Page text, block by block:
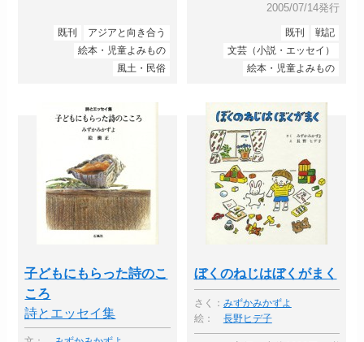
既刊
アジアと向き合う
絵本・児童よみもの
風土・民俗
2005/07/14発行
既刊
戦記
文芸（小説・エッセイ）
絵本・児童よみもの
子どもにもらった詩のこ
ころ
詩とエッセイ集
ぼくのねじはぼくがまく
さく： みずかみかずよ
絵：
長野ヒデ子